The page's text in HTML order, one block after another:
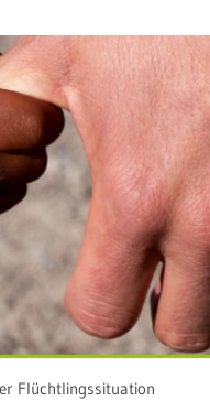
Flüchtlingssituation